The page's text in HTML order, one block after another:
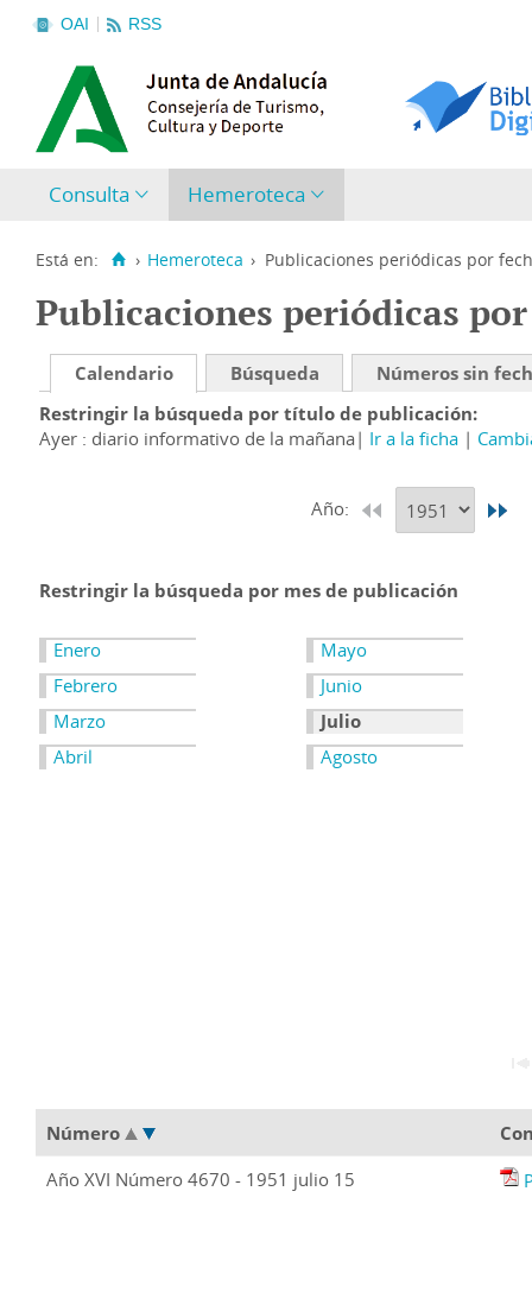
OAI RSS
Consulta Hemeroteca
Está en: › Hemeroteca › Publicaciones periódicas por
Publicaciones periódicas
Calendario Búsqueda
Números sin
Restringir la búsqueda por título de publicación
Ayer : diario informativo de la mañana
Ir a la ficha
Año:
Restringir la búsqueda por mes de publicación
Enero
Febrero
Marzo
Abril
Mayo
Junio
Julio
Agosto
Número
Año XVI Número 4670 - 1951 julio 15